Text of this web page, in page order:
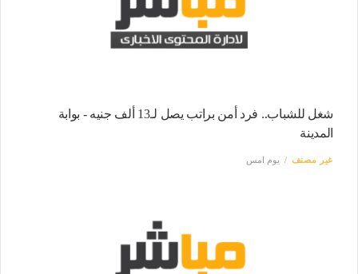
شغل للشباب.. فرد أمن براتب يصل لـ13 ألف جنيه - بوابة
المدينة
غير مصنف يوم امس